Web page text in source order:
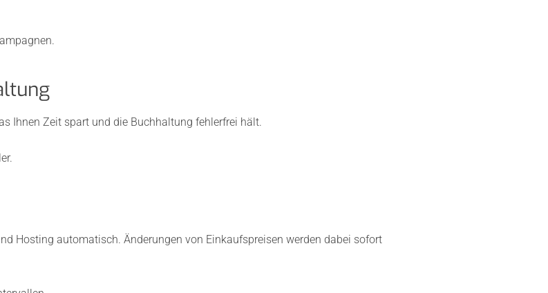
Ihnen Zeit spart und die Buchhaltung fehlerfrei hält.
Hosting automatisch. Änderungen von Einkaufspreisen werden dabei sofort